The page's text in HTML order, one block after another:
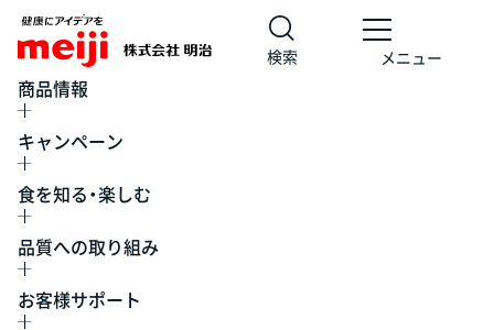
検索 メニュー
商品情報
キャンペーン
食を知る・楽しむ
品質への取り組み
お客様サポート